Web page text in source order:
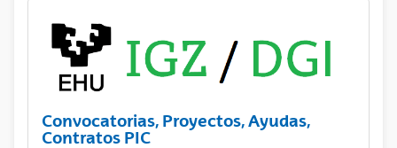
Convocatorias, Proyectos, Ayudas,
Contratos PIC